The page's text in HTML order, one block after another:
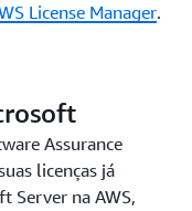
License Manager.
Assurance
licenças já
Server na AWS,